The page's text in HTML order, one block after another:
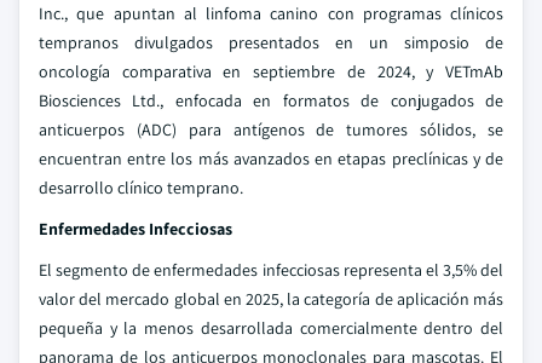
Inc., que apuntan al linfoma canino con programas clínicos
tempranos divulgados presentados en un simposio de
oncología comparativa en septiembre de 2024, y VETmAb
Biosciences Ltd., enfocada en formatos de conjugados de
anticuerpos (ADC) para antígenos de tumores sólidos, se
encuentran entre los más avanzados en etapas preclínicas y de
desarrollo clínico temprano.
Enfermedades Infecciosas
El segmento de enfermedades infecciosas representa el 3,5% del
valor del mercado global en 2025, la categoría de aplicación más
pequeña y la menos desarrollada comercialmente dentro del
panorama de los anticuerpos monoclonales para mascotas. El